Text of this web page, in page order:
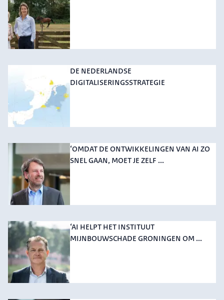
DE NEDERLANDSE
DIGITALISERINGSSTRATEGIE
‘OMDAT DE ONTWIKKELINGEN VAN AI ZO
SNEL GAAN, MOET JE ZELF ...
‘AI HELPT HET INSTITUUT
MIJNBOUWSCHADE GRONINGEN OM ...